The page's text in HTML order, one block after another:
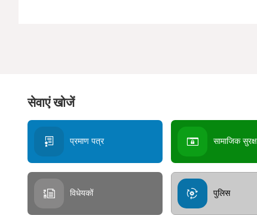
सेवाएं खोजें
प्रमाण पत्र सामाजिक
विधेयकों पुलिस